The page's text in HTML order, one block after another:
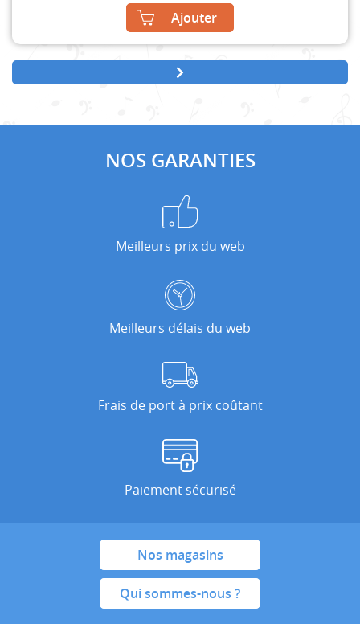
Ajouter
NOS GARANTIES
Meilleurs prix du web
Meilleurs délais du web
Frais de port à prix coûtant
Paiement sécurisé
Nos magasins
Qui sommes-nous ?